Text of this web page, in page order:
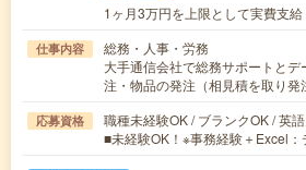
1ヶ月3万円を上限として実費支給
仕事内容
総務・人事・労務
大手通信会社で総務サポートと
注・物品の発注（相見積を取り
応募資格
職種未経験OK / ブランクOK / 英
■未経験OK！※事務経験＋Excel